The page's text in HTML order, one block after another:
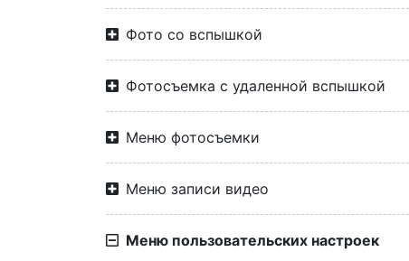
Фото со вспышкой
Фотосъемка с удаленной вспышкой
Меню фотосъемки
Меню записи видео
Меню пользовательских настроек